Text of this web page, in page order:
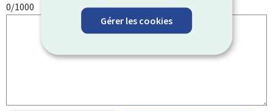
Gérer les cookies
0/1000